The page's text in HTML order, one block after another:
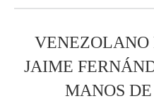
VENEZOLANO
JAIME
MANOS